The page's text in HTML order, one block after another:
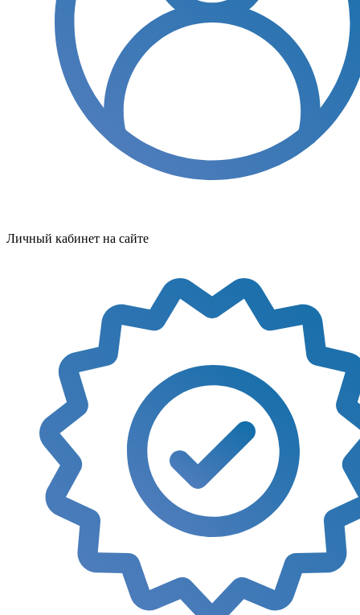
Личный кабинет на сайте